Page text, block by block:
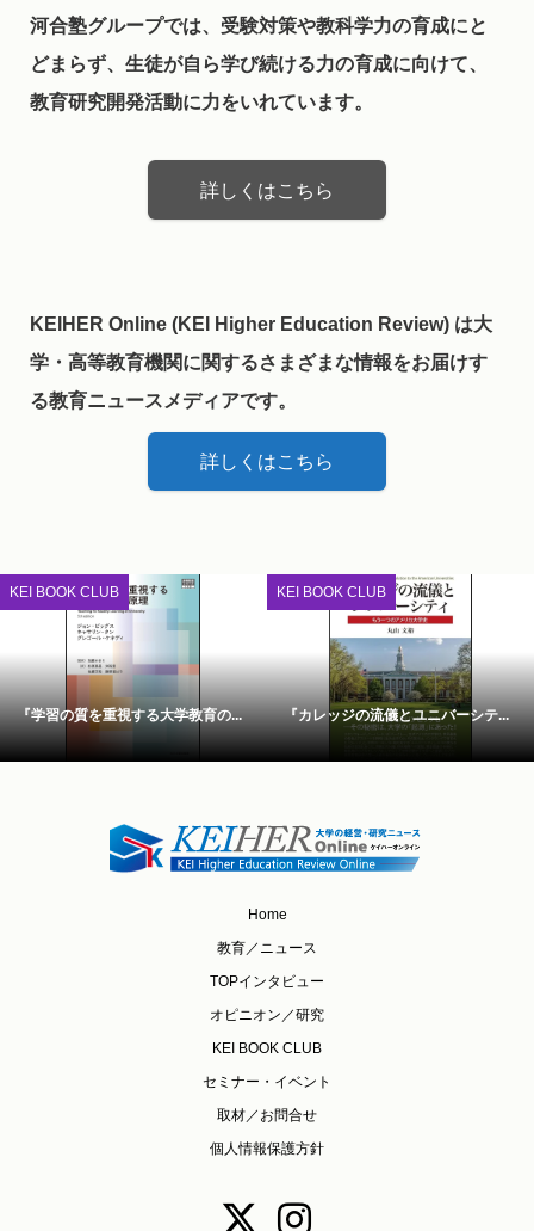
河合塾グループでは、受験対策や教科学力の育成にと
どまらず、生徒が自ら学び続ける力の育成に向けて、
教育研究開発活動に力をいれています。
詳しくはこちら
KEIHER Online (KEI Higher Education Review) は大
学・高等教育機関に関するさまざまな情報をお届けす
る教育ニュースメディアです。
詳しくはこちら
KEI BOOK CLUB
『学習の質を重視する大学教育の...
KEI BOOK CLUB
『カレッジの流儀とユニバーシテ...
Home
教育／ニュース
TOPインタビュー
オピニオン／研究
KEI BOOK CLUB
セミナー・イベント
取材／お問合せ
個人情報保護方針